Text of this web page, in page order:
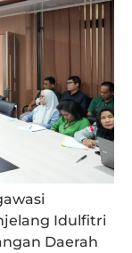
Idulfitri
Daerah